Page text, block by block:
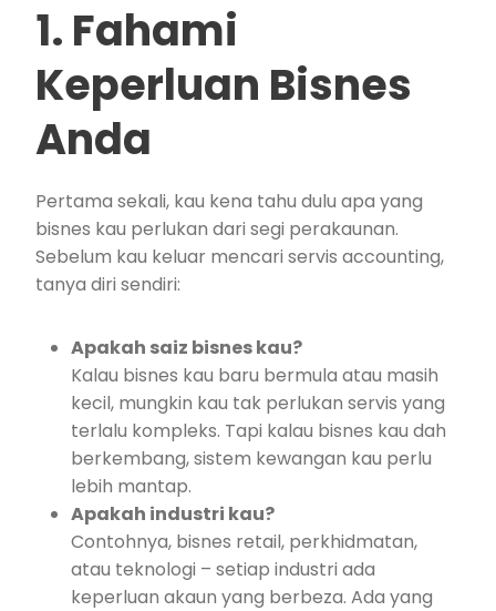
1. Fahami
Keperluan Bisnes
Anda
Pertama sekali, kau kena tahu dulu apa yang
bisnes kau perlukan dari segi perakaunan.
Sebelum kau keluar mencari servis accounting,
tanya diri sendiri:
Apakah saiz bisnes kau?
Kalau bisnes kau baru bermula atau masih
kecil, mungkin kau tak perlukan servis yang
terlalu kompleks. Tapi kalau bisnes kau dah
berkembang, sistem kewangan kau perlu
lebih mantap.
Apakah industri kau?
Contohnya, bisnes retail, perkhidmatan,
atau teknologi – setiap industri ada
keperluan akaun yang berbeza. Ada yang